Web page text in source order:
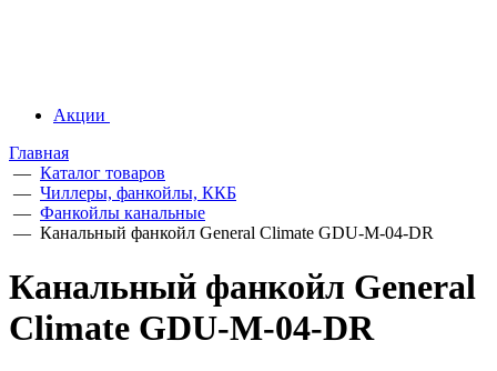
Акции
Главная
— Каталог товаров
— Чиллеры, фанкойлы, ККБ
— Фанкойлы канальные
— Канальный фанкойл General Climate GDU-M-04-DR
Канальный фанкойл General
Climate GDU-M-04-DR